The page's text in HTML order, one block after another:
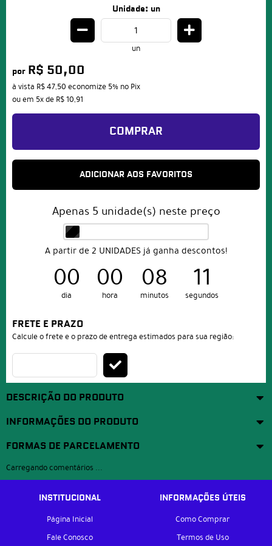
Unidade: un
un
por R$ 50,00
à vista R$ 47,50 economize 5% no Pix
ou em 5xde R$ 10,91
COMPRAR
ADICIONAR AOS FAVORITOS
Apenas 5 unidade(s) neste preço
A partir de 2 UNIDADES já ganha descontos!
00
dia
00
hora
08
minutos
11
segundos
FRETE E PRAZO
Calcule o frete e o prazo de entrega estimados para sua região:
DESCRIÇÃO DO PRODUTO
INFORMAÇÕES DO PRODUTO
FORMAS DE PARCELAMENTO
Carregando comentários ...
INSTITUCIONAL
Página Inicial
Fale Conosco
INFORMAÇÕES ÚTEIS
Como Comprar
Termos de Uso